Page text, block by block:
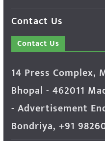
Contact Us
Contact Us
14 Press Complex,
Bhopal - 462011
- Advertisement
Bondriya, +91